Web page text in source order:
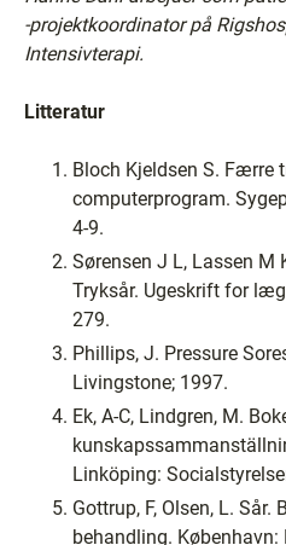
-projektkoordinator på
Intensivterapi.
Litteratur
Bloch Kjeldsen S. Færre
computerprogram.
4-9.
Sørensen J L, Lassen M
Tryksår. Ugeskrift for
279.
Phillips, J. Pressure
Livingstone; 1997.
Ek, A-C, Lindgren, M.
Linköping:
Gottrup, F, Olsen, L.
behandling.